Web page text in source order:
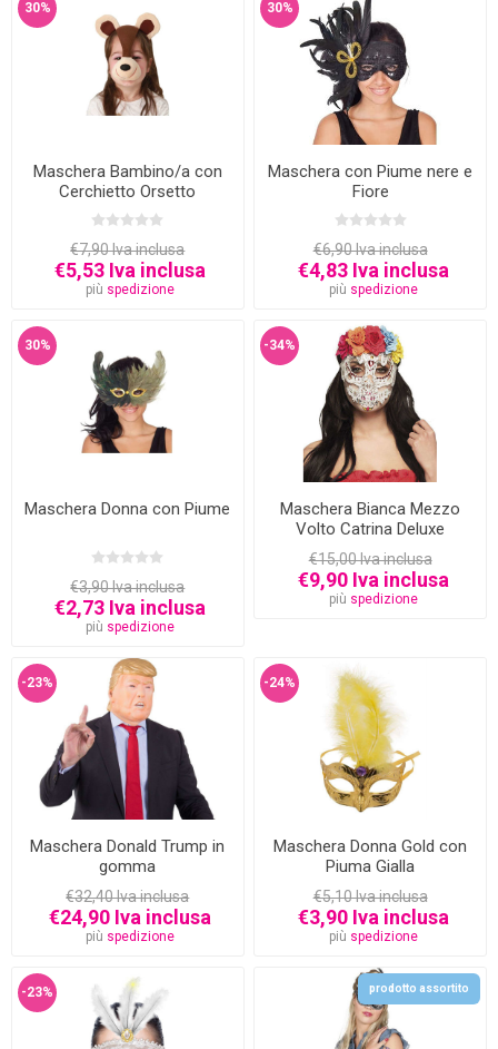
30%
Maschera Bambino/a con
Cerchietto Orsetto
€7,90 Iva inclusa
€5,53 Iva inclusa
più spedizione
30%
Maschera con Piume nere e
Fiore
€6,90 Iva inclusa
€4,83 Iva inclusa
più spedizione
30%
Maschera Donna con Piume
€3,90 Iva inclusa
€2,73 Iva inclusa
più spedizione
-34%
Maschera Bianca Mezzo
Volto Catrina Deluxe
€15,00 Iva inclusa
€9,90 Iva inclusa
più spedizione
-23%
Maschera Donald Trump in
gomma
€32,40 Iva inclusa
€24,90 Iva inclusa
più spedizione
-24%
Maschera Donna Gold con
Piuma Gialla
€5,10 Iva inclusa
€3,90 Iva inclusa
più spedizione
-23% prodotto assortito